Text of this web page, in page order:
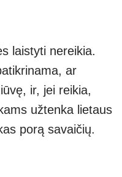
laistyti nereikia.
ar
ir, jei reikia,
užtenka lietaus
porą savaičių.